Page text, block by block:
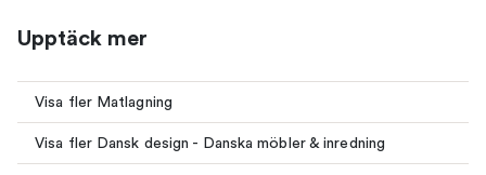
Upptäck mer
Visa fler Matlagning
Visa fler Dansk design - Danska möbler & inredning